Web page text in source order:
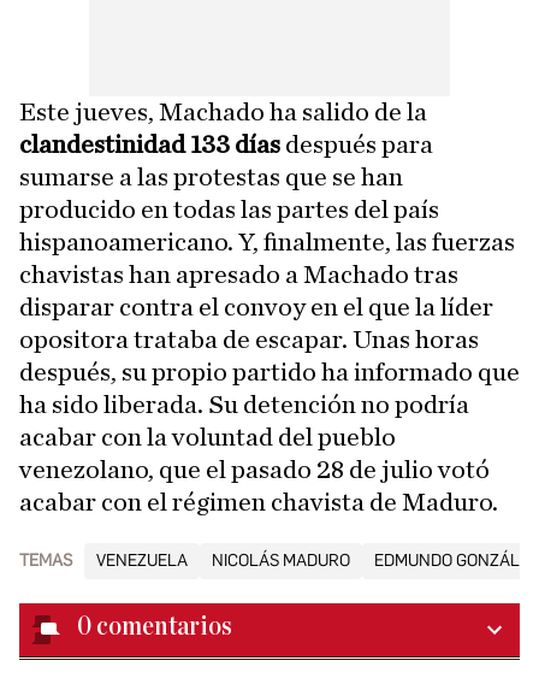
Este jueves, Machado ha salido de la
clandestinidad 133 días después para
sumarse a las protestas que se han
producido en todas las partes del país
hispanoamericano. Y, finalmente, las fuerzas
chavistas han apresado a Machado tras
disparar contra el convoy en el que la líder
opositora trataba de escapar. Unas horas
después, su propio partido ha informado que
ha sido liberada. Su detención no podría
acabar con la voluntad del pueblo
venezolano, que el pasado 28 de julio votó
acabar con el régimen chavista de Maduro.
TEMAS VENEZUELA NICOLÁS MADURO EDMUNDO
0 comentarios